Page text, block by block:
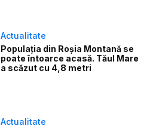
Actualitate
Populaţia din Roşia Montană se
poate întoarce acasă. Tăul Mare
a scăzut cu 4,8 metri
Actualitate